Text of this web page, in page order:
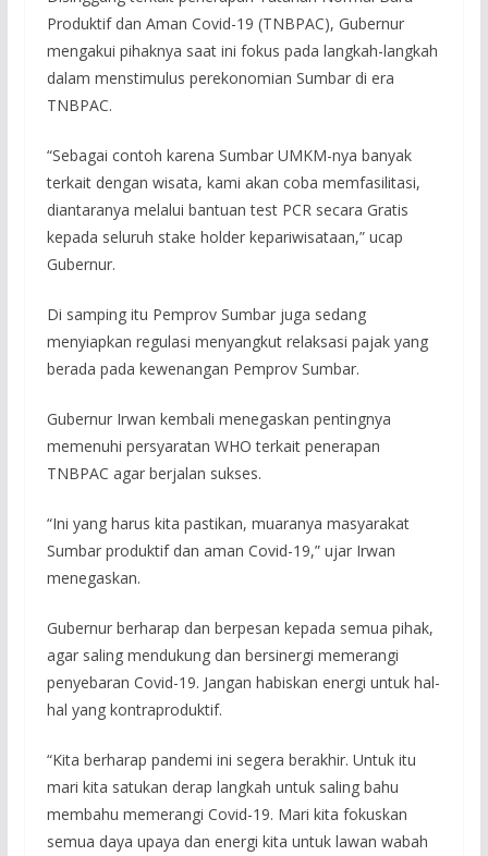
Produktif dan Aman Covid-19 (TNBPAC), Gubernur
mengakui pihaknya saat ini fokus pada langkah-langkah
dalam menstimulus perekonomian Sumbar di era
TNBPAC.
“Sebagai contoh karena Sumbar UMKM-nya banyak
terkait dengan wisata, kami akan coba memfasilitasi,
diantaranya melalui bantuan test PCR secara Gratis
kepada seluruh stake holder kepariwisataan,” ucap
Gubernur.
Di samping itu Pemprov Sumbar juga sedang
menyiapkan regulasi menyangkut relaksasi pajak yang
berada pada kewenangan Pemprov Sumbar.
Gubernur Irwan kembali menegaskan pentingnya
memenuhi persyaratan WHO terkait penerapan
TNBPAC agar berjalan sukses.
“Ini yang harus kita pastikan, muaranya masyarakat
Sumbar produktif dan aman Covid-19,” ujar Irwan
menegaskan.
Gubernur berharap dan berpesan kepada semua pihak,
agar saling mendukung dan bersinergi memerangi
penyebaran Covid-19. Jangan habiskan energi untuk hal-
hal yang kontraproduktif.
“Kita berharap pandemi ini segera berakhir. Untuk itu
mari kita satukan derap langkah untuk saling bahu
membahu memerangi Covid-19. Mari kita fokuskan
semua daya upaya dan energi kita untuk lawan wabah